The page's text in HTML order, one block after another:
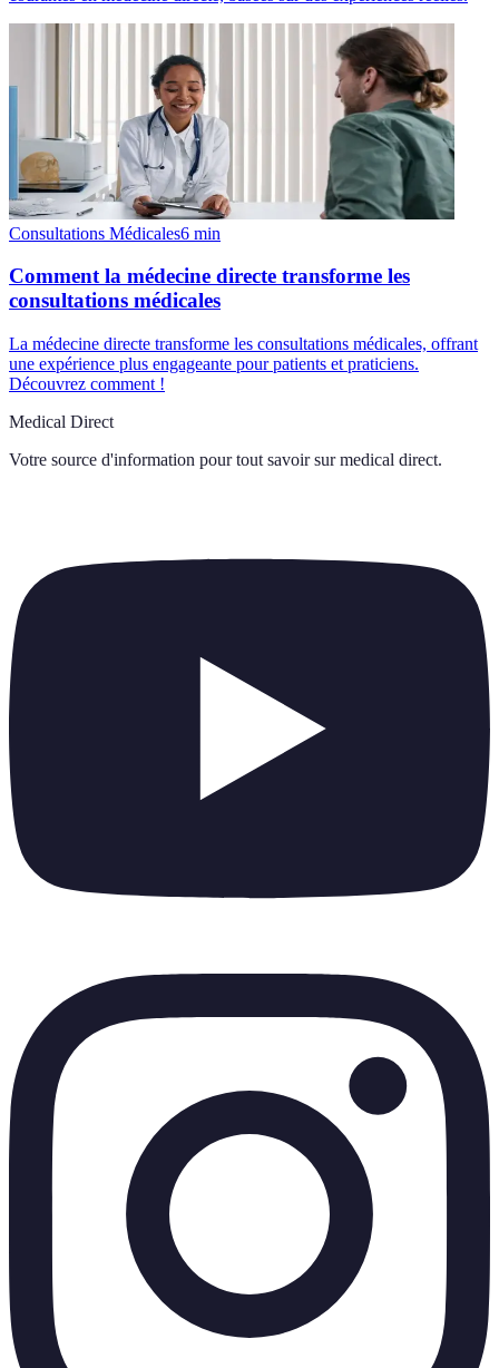
Consultations Médicales6 min
Comment la médecine directe transforme les
consultations médicales
La médecine directe transforme les consultations médicales, offrant
une expérience plus engageante pour patients et praticiens.
Découvrez comment !
Medical Direct
Votre source d'information pour tout savoir sur medical direct.